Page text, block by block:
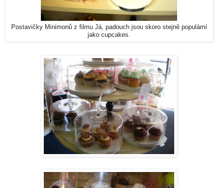
Postavičky Minimonů z filmu Já, padouch jsou skoro stejně populární
jako cupcakes.